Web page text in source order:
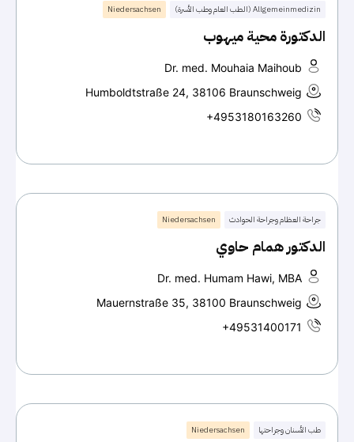
Allgemeinmedizin (الطب العام وطب الأسرة) Niedersachsen
الدكتورة محية ميهوب
Dr. med. Mouhaia Maihoub
Humboldtstraße 24, 38106 Braunschweig
+4953180163260
جراحة العظام وجراحة الحوادث Niedersachsen
الدكتور همام حاوي
Dr. med. Humam Hawi, MBA
Mauernstraße 35, 38100 Braunschweig
+49531400171
طب الأسنان وجراحتها Niedersachsen